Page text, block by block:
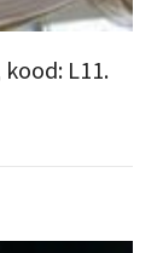
L11.